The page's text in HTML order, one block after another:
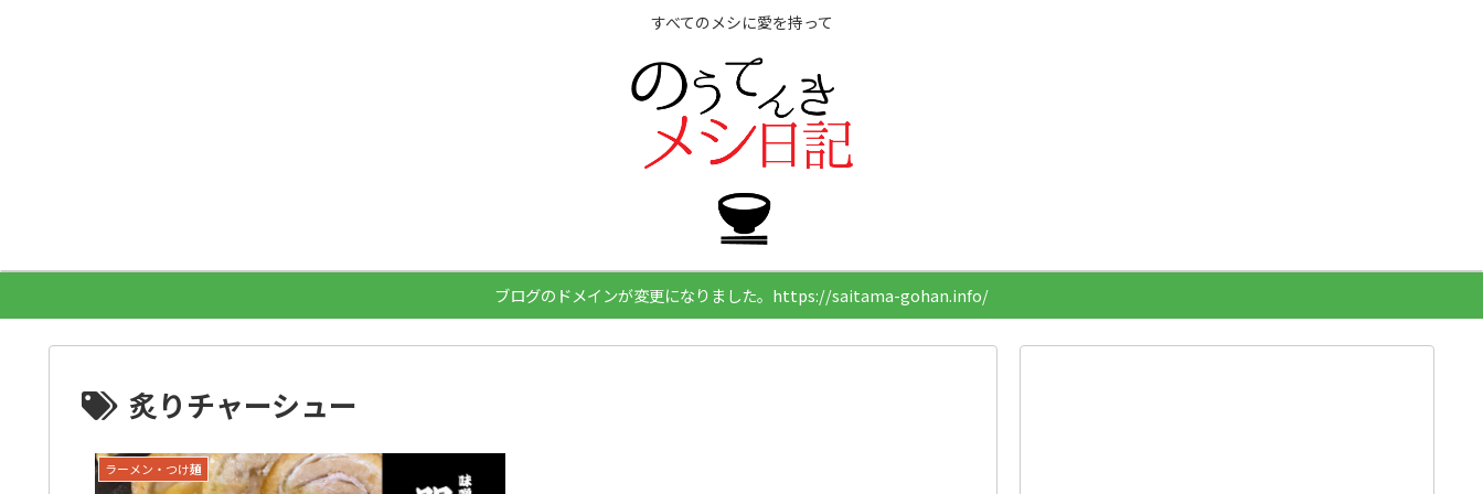
すべてのメシに愛を持って
ブログのドメインが変更になりました。https://saitama-gohan.info/
炙りチャーシュー
ラーメン・つけ麺